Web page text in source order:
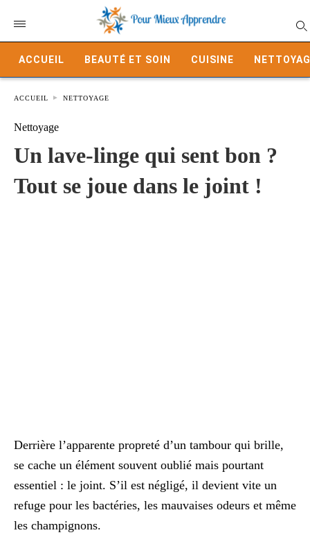
ACCUEIL BEAUTÉ ET SOIN CUISINE
ACCUEIL NETTOYAGE
Nettoyage
Un lave-linge qui sent bon ?
Tout se joue dans le joint !
Derrière l’apparente propreté d’un tambour qui brille,
se cache un élément souvent oublié mais pourtant
essentiel : le joint. S’il est négligé, il devient vite un
refuge pour les bactéries, les mauvaises odeurs et même
les champignons.